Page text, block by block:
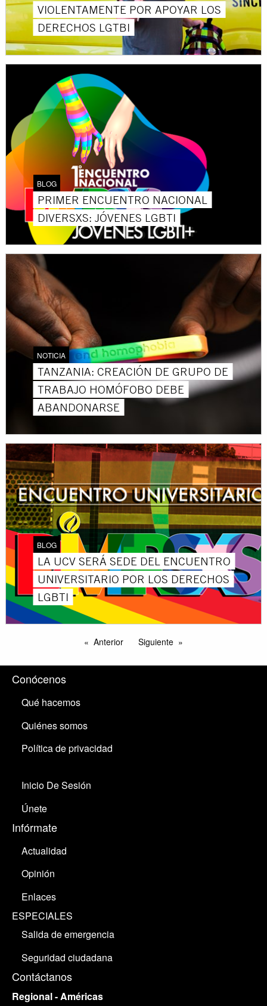
VIOLENTAMENTE POR APOYAR LOS
DERECHOS LGTBI
BLOG
PRIMER ENCUENTRO NACIONAL
DIVERSXS: JÓVENES LGBTI
NOTICIA
TANZANIA: CREACIÓN DE GRUPO DE
TRABAJO HOMÓFOBO DEBE
ABANDONARSE
BLOG
LA UCV SERÁ SEDE DEL ENCUENTRO
UNIVERSITARIO POR LOS DERECHOS
LGBTI
Anterior Siguiente
Conócenos
Qué hacemos
Quiénes somos
Política de privacidad
Inicio De Sesión
Únete
Infórmate
Actualidad
Opinión
Enlaces
ESPECIALES
Salida de emergencia
Seguridad ciudadana
Contáctanos
Regional - Américas